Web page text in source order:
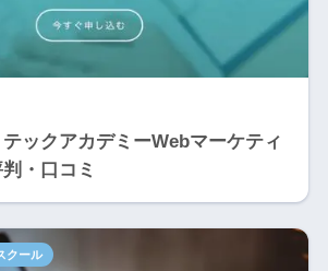
テックアカデミーWebマーケティ
・口コミ
クール